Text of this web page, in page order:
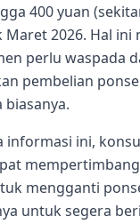
400 yuan
Maret 2026. Hal
perlu waspada
pembelian
biasanya.
informasi ini,
mengganti
untuk segera